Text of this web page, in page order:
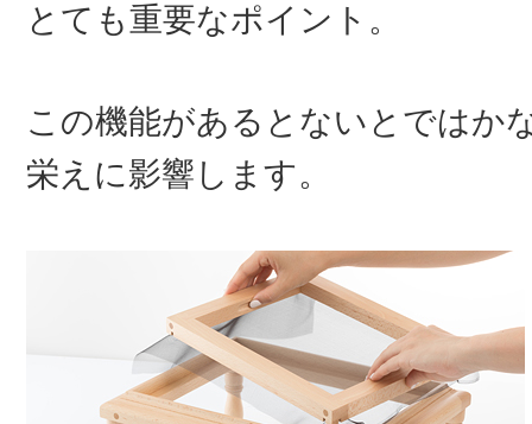
とても重要なポイント。
この機能があるとないとではか
栄えに影響します。